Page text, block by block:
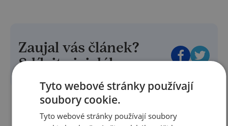
Zaujal vás článek?
Sdílejte jej dále:
Tyto webové stránky používají
soubory cookie.
Tyto webové stránky používají soubory